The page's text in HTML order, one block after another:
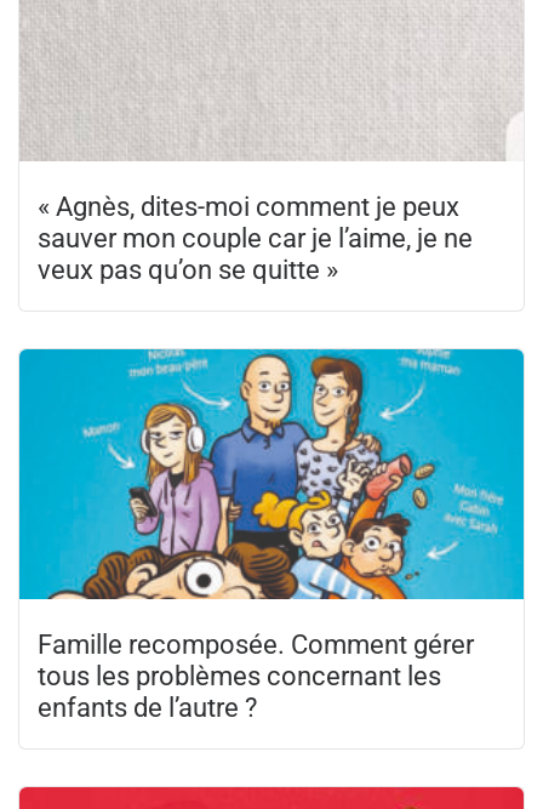
« Agnès, dites-moi comment je peux
sauver mon couple car je l’aime, je ne
veux pas qu’on se quitte »
Famille recomposée. Comment gérer
tous les problèmes concernant les
enfants de l’autre ?